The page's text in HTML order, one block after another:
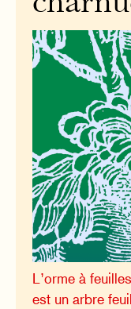
L’orme à
est un arbre